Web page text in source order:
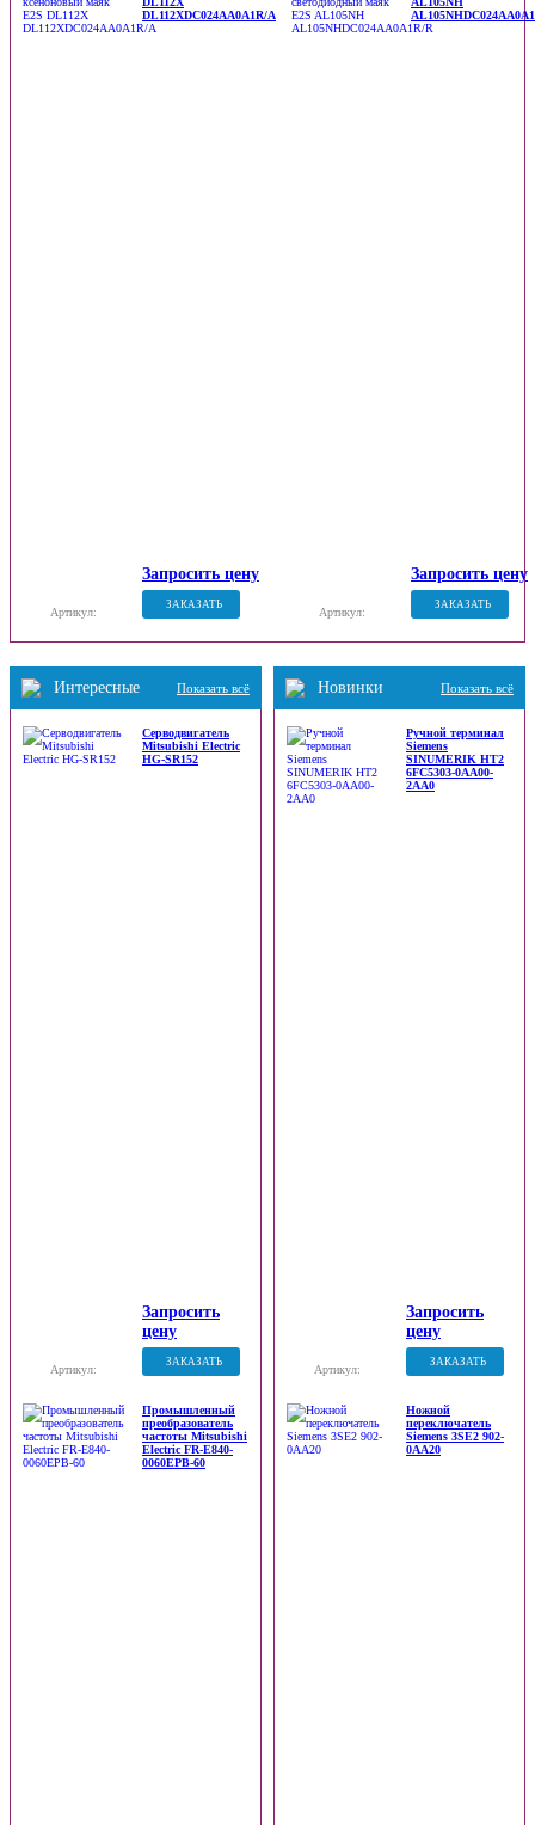
Артикул:
DL112XDC024AA0A1R/A
Запросить цену
ЗАКАЗАТЬ
Артикул:
Запросить цену
ЗАКАЗАТЬ
Интересные Показать всё
Артикул:
Серводвигатель
Mitsubishi Electric
HG-SR152
Запросить
цену
ЗАКАЗАТЬ
Промышленный
преобразователь
частоты Mitsubishi
Electric FR-E840-
0060EPB-60
Новинки Показать всё
Артикул:
Ручной терминал
Siemens
SINUMERIK HT2
6FC5303-0AA00-
2AA0
Запросить
цену
ЗАКАЗАТЬ
Ножной
переключатель
Siemens 3SE2 902-
0AA20